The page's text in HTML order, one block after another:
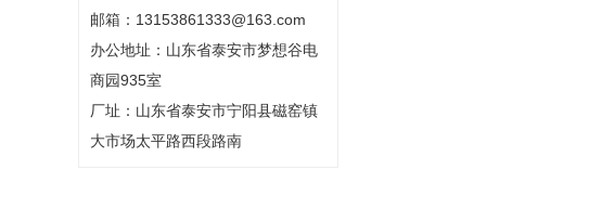
邮箱：13153861333@163.com
办公地址：山东省泰安市梦想谷电
商园935室
厂址：山东省泰安市宁阳县磁窑镇
大市场太平路西段路南